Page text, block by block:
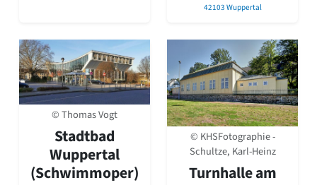
Römische Antike
Über uns
Über baukunst-nrw
Fachbeirat
Freunde & Förderer
Kontakt
Impressum
Datenschutz
42103 Wuppertal
© Thomas Vogt
Stadtbad
Wuppertal
(Schwimmoper)
© KHSFotographie -
Schultze, Karl-Heinz
Turnhalle am